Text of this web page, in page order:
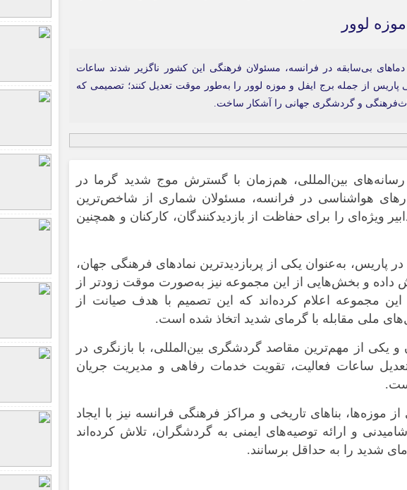
لوور
بی‌سابقه در فرانسه، مسئولان فرهنگی این کشور ناگزیر شدند ساعات
پاریس از جمله برج ایفل و موزه لوور را به‌طور موقت تعدیل کنند؛ تصمیمی که
و گردشگری جهانی را آشکار ساخت.
رسانه‌های بین‌المللی، هم‌زمان با گسترش موج شدید گرما در
هواشناسی در فرانسه، مسئولان شماری از شاخص‌ترین
ویژه‌ای را برای حفاظت از بازدیدکنندگان، کارکنان و همچنین
پاریس، به‌عنوان یکی از پربازدیدترین نمادهای فرهنگی جهان،
داده و بخش‌هایی از این مجموعه نیز به‌صورت موقت زودتر از
مجموعه اعلام کرده‌اند که این تصمیم با هدف صیانت از
ملی مقابله با گرمای شدید اتخاذ شده است.
یکی از مهم‌ترین مقاصد گردشگری بین‌المللی، با بازنگری در
تعدیل ساعات فعالیت، تقویت خدمات رفاهی و مدیریت جریان
بناهای تاریخی و مراکز فرهنگی فرانسه نیز با ایجاد
و ارائه توصیه‌های ایمنی به گردشگران، تلاش کرده‌اند
شدید را به حداقل برسانند.